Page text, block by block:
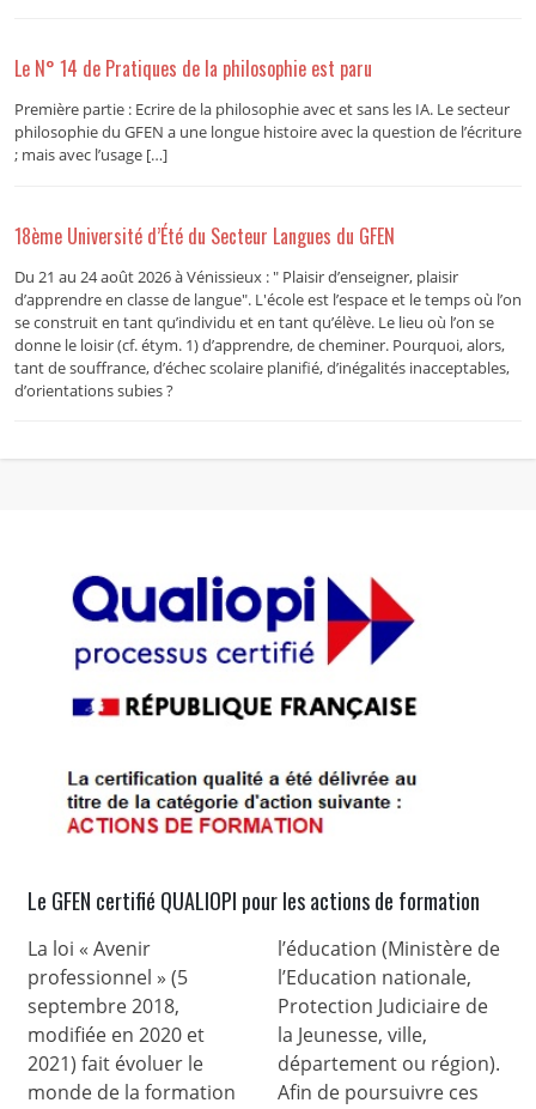
Le N° 14 de Pratiques de la philosophie est paru
Première partie : Ecrire de la philosophie avec et sans les IA. Le secteur
philosophie du GFEN a une longue histoire avec la question de l’écriture
; mais avec l’usage […]
18ème Université d’Été du Secteur Langues du GFEN
Du 21 au 24 août 2026 à Vénissieux : " Plaisir d’enseigner, plaisir
d’apprendre en classe de langue". L'école est l’espace et le temps où l’on
se construit en tant qu’individu et en tant qu’élève. Le lieu où l’on se
donne le loisir (cf. étym. 1) d’apprendre, de cheminer. Pourquoi, alors,
tant de souffrance, d’échec scolaire planifié, d’inégalités inacceptables,
d’orientations subies ?
Le GFEN certifié QUALIOPI pour les actions de formation
La loi « Avenir
professionnel » (5
septembre 2018,
modifiée en 2020 et
2021) fait évoluer le
monde de la formation
l’éducation (Ministère de
l’Education nationale,
Protection Judiciaire de
la Jeunesse, ville,
département ou région).
Afin de poursuivre ces